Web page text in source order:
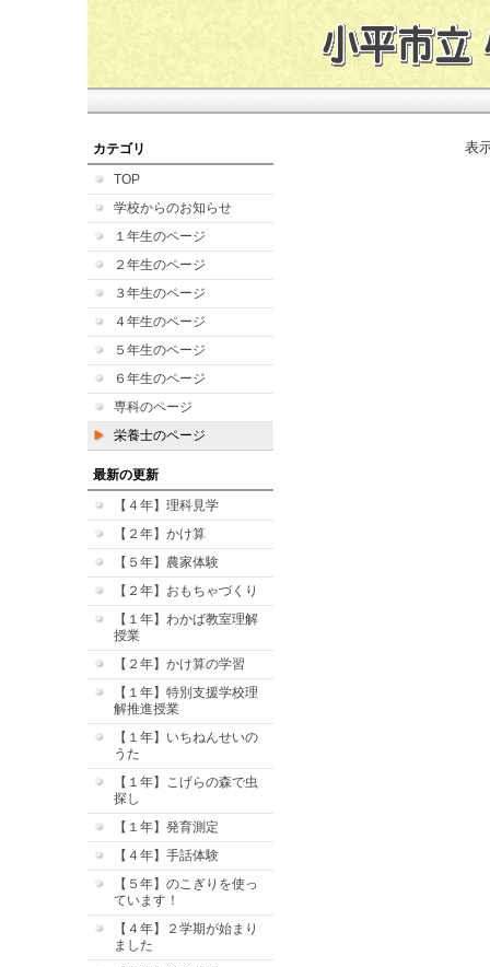
カテゴリ
TOP
学校からのお知らせ
１年生のページ
２年生のページ
３年生のページ
４年生のページ
５年生のページ
６年生のページ
専科のページ
栄養士のページ
最新の更新
【４年】理科見学
【２年】かけ算
【５年】農家体験
【２年】おもちゃづくり
【１年】わかば教室理解
授業
【２年】かけ算の学習
【１年】特別支援学校理
解推進授業
【１年】いちねんせいの
うた
【１年】こげらの森で虫
探し
【１年】発育測定
【４年】手話体験
【５年】のこぎりを使っ
ています！
【４年】２学期が始まり
ました
表